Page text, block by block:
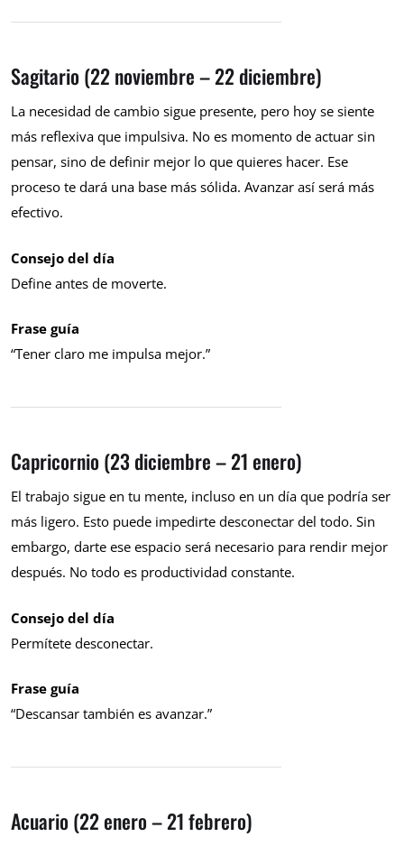
Sagitario (22 noviembre – 22 diciembre)
La necesidad de cambio sigue presente, pero hoy se siente
más reflexiva que impulsiva. No es momento de actuar sin
pensar, sino de definir mejor lo que quieres hacer. Ese
proceso te dará una base más sólida. Avanzar así será más
efectivo.
Consejo del día
Define antes de moverte.
Frase guía
“Tener claro me impulsa mejor.”
Capricornio (23 diciembre – 21 enero)
El trabajo sigue en tu mente, incluso en un día que podría ser
más ligero. Esto puede impedirte desconectar del todo. Sin
embargo, darte ese espacio será necesario para rendir mejor
después. No todo es productividad constante.
Consejo del día
Permítete desconectar.
Frase guía
“Descansar también es avanzar.”
Acuario (22 enero – 21 febrero)